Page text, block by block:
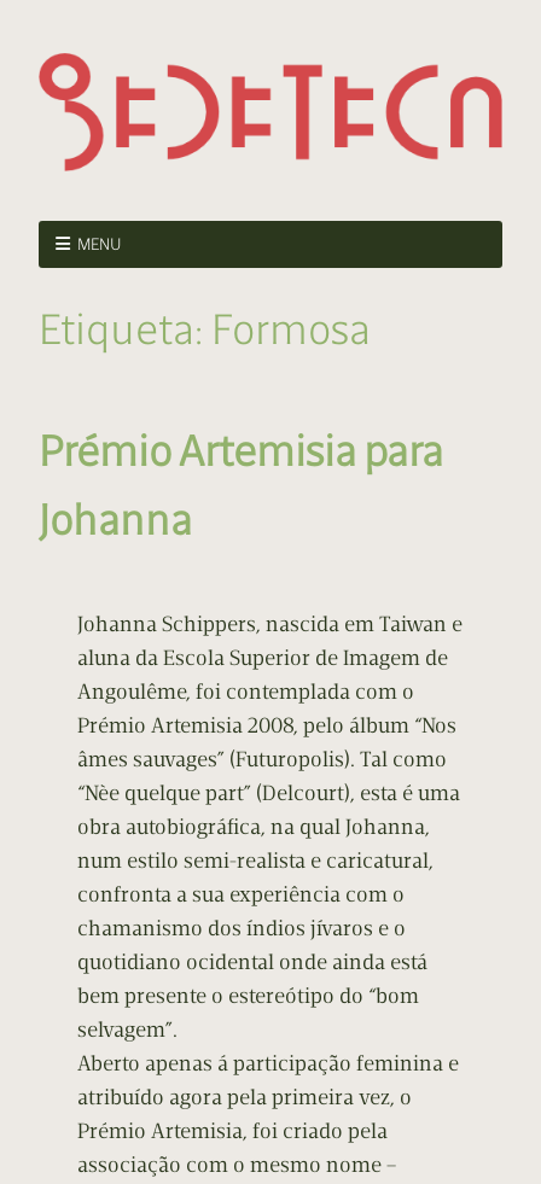
MENU
Etiqueta: Formosa
Prémio Artemisia para
Johanna
Johanna Schippers, nascida em Taiwan e
aluna da Escola Superior de Imagem de
Angoulême, foi contemplada com o
Prémio Artemisia 2008, pelo álbum “Nos
âmes sauvages” (Futuropolis). Tal como
“Nèe quelque part” (Delcourt), esta é uma
obra autobiográfica, na qual Johanna,
num estilo semi-realista e caricatural,
confronta a sua experiência com o
chamanismo dos índios jívaros e o
quotidiano ocidental onde ainda está
bem presente o estereótipo do “bom
selvagem”.
Aberto apenas á participação feminina e
atribuído agora pela primeira vez, o
Prémio Artemisia, foi criado pela
associação com o mesmo nome –